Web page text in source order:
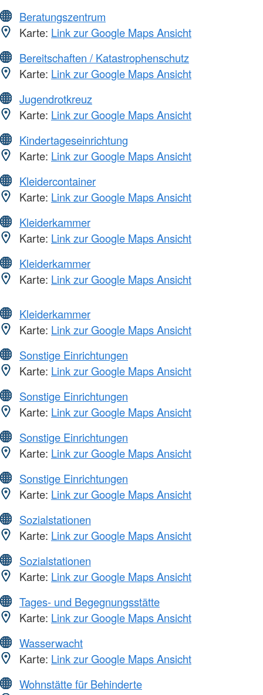
Beratungszentrum
Karte: Link zur Google Maps Ansicht
Bereitschaften / Katastrophenschutz
Karte: Link zur Google Maps Ansicht
Jugendrotkreuz
Karte: Link zur Google Maps Ansicht
Kindertageseinrichtung
Karte: Link zur Google Maps Ansicht
Kleidercontainer
Karte: Link zur Google Maps Ansicht
Kleiderkammer
Karte: Link zur Google Maps Ansicht
Kleiderkammer
Karte: Link zur Google Maps Ansicht
Kleiderkammer
Karte: Link zur Google Maps Ansicht
Sonstige Einrichtungen
Karte: Link zur Google Maps Ansicht
Sonstige Einrichtungen
Karte: Link zur Google Maps Ansicht
Sonstige Einrichtungen
Karte: Link zur Google Maps Ansicht
Sonstige Einrichtungen
Karte: Link zur Google Maps Ansicht
Sozialstationen
Karte: Link zur Google Maps Ansicht
Sozialstationen
Karte: Link zur Google Maps Ansicht
Tages- und Begegnungsstätte
Karte: Link zur Google Maps Ansicht
Wasserwacht
Karte: Link zur Google Maps Ansicht
Wohnstätte für Behinderte